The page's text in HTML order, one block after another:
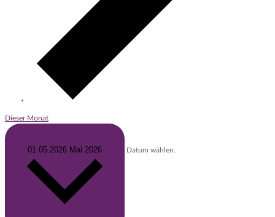
Dieser Monat
01.05.2026 Mai 2026 Datum wählen.